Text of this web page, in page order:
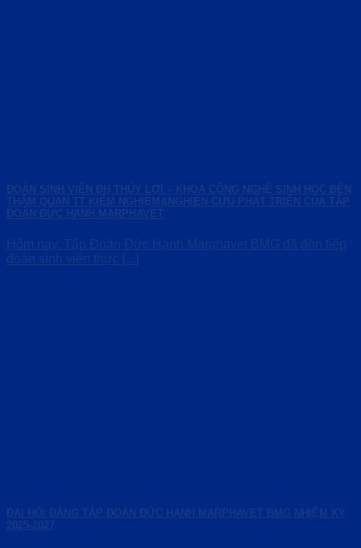
ĐOÀN SINH VIÊN ĐH THỦY LỢI – KHOA CÔNG NGHỆ SINH HỌC ĐẾN
THĂM QUAN TT KIỂM NGHIỆM&NGHIÊN CỨU PHÁT TRIỂN CỦA TẬP
ĐOÀN ĐỨC HẠNH MARPHAVET
Hôm nay, Tập Đoàn Đức Hạnh Marphavet BMG đã đón tiếp
đoàn sinh viên thực [...]
ĐẠI HỘI ĐẢNG TẬP ĐOÀN ĐỨC HẠNH MARPHAVET BMG NHIỆM KỲ
2025-2027